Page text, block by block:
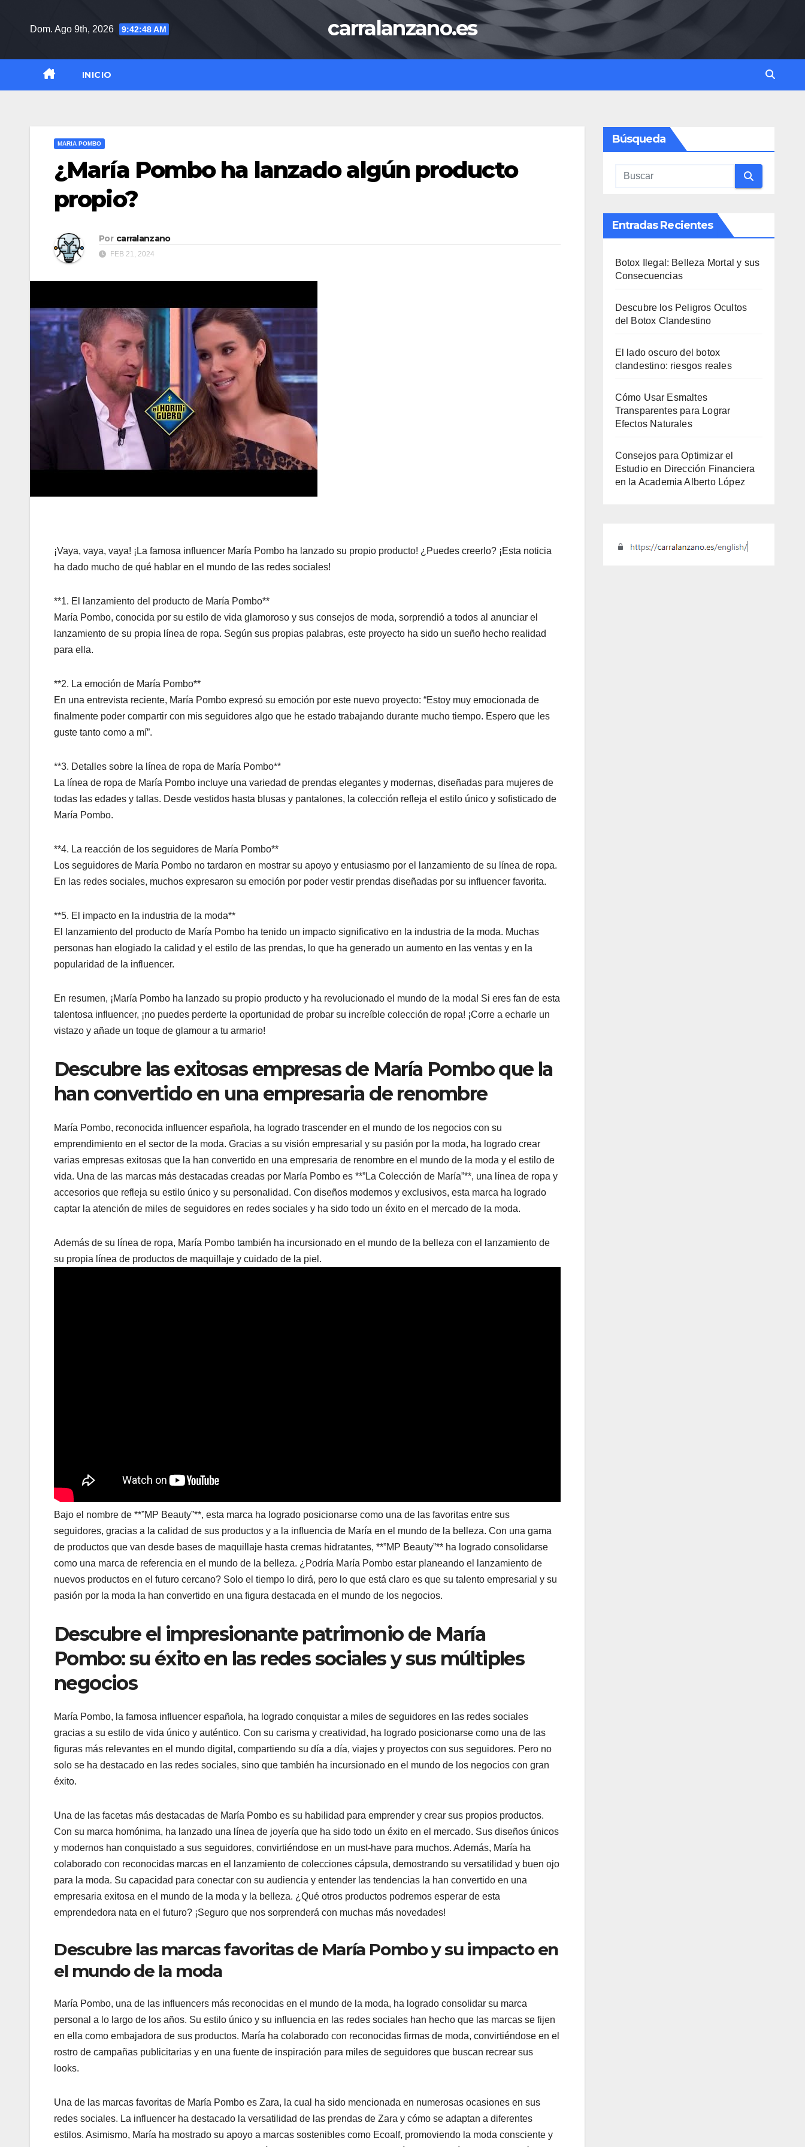
Dom. Ago 9th, 2026 9:42:49 AM carralanzano.es
INICIO
MARIA POMBO
¿María Pombo ha lanzado algún producto
propio?
Por carralanzano
FEB 21, 2024
¡Vaya, vaya, vaya! ¡La famosa influencer María Pombo ha lanzado su propio producto! ¿Puedes creerlo? ¡Esta noticia
ha dado mucho de qué hablar en el mundo de las redes sociales!
**1. El lanzamiento del producto de María Pombo**
María Pombo, conocida por su estilo de vida glamoroso y sus consejos de moda, sorprendió a todos al anunciar el
lanzamiento de su propia línea de ropa. Según sus propias palabras, este proyecto ha sido un sueño hecho realidad
para ella.
**2. La emoción de María Pombo**
En una entrevista reciente, María Pombo expresó su emoción por este nuevo proyecto: “Estoy muy emocionada de
finalmente poder compartir con mis seguidores algo que he estado trabajando durante mucho tiempo. Espero que les
guste tanto como a mí”.
**3. Detalles sobre la línea de ropa de María Pombo**
La línea de ropa de María Pombo incluye una variedad de prendas elegantes y modernas, diseñadas para mujeres de
todas las edades y tallas. Desde vestidos hasta blusas y pantalones, la colección refleja el estilo único y sofisticado de
María Pombo.
**4. La reacción de los seguidores de María Pombo**
Los seguidores de María Pombo no tardaron en mostrar su apoyo y entusiasmo por el lanzamiento de su línea de ropa.
En las redes sociales, muchos expresaron su emoción por poder vestir prendas diseñadas por su influencer favorita.
**5. El impacto en la industria de la moda**
El lanzamiento del producto de María Pombo ha tenido un impacto significativo en la industria de la moda. Muchas
personas han elogiado la calidad y el estilo de las prendas, lo que ha generado un aumento en las ventas y en la
popularidad de la influencer.
En resumen, ¡María Pombo ha lanzado su propio producto y ha revolucionado el mundo de la moda! Si eres fan de esta
talentosa influencer, ¡no puedes perderte la oportunidad de probar su increíble colección de ropa! ¡Corre a echarle un
vistazo y añade un toque de glamour a tu armario!
Descubre las exitosas empresas de María Pombo que la
han convertido en una empresaria de renombre
María Pombo, reconocida influencer española, ha logrado trascender en el mundo de los negocios con su
emprendimiento en el sector de la moda. Gracias a su visión empresarial y su pasión por la moda, ha logrado crear
varias empresas exitosas que la han convertido en una empresaria de renombre en el mundo de la moda y el estilo de
vida. Una de las marcas más destacadas creadas por María Pombo es **”La Colección de María”**, una línea de ropa y
accesorios que refleja su estilo único y su personalidad. Con diseños modernos y exclusivos, esta marca ha logrado
captar la atención de miles de seguidores en redes sociales y ha sido todo un éxito en el mercado de la moda.
Además de su línea de ropa, María Pombo también ha incursionado en el mundo de la belleza con el lanzamiento de
su propia línea de productos de maquillaje y cuidado de la piel.
Bajo el nombre de **”MP Beauty”**, esta marca ha logrado posicionarse como una de las favoritas entre sus
seguidores, gracias a la calidad de sus productos y a la influencia de María en el mundo de la belleza. Con una gama
de productos que van desde bases de maquillaje hasta cremas hidratantes, **”MP Beauty”** ha logrado consolidarse
como una marca de referencia en el mundo de la belleza. ¿Podría María Pombo estar planeando el lanzamiento de
nuevos productos en el futuro cercano? Solo el tiempo lo dirá, pero lo que está claro es que su talento empresarial y su
pasión por la moda la han convertido en una figura destacada en el mundo de los negocios.
Descubre el impresionante patrimonio de María
Pombo: su éxito en las redes sociales y sus múltiples
negocios
María Pombo, la famosa influencer española, ha logrado conquistar a miles de seguidores en las redes sociales
gracias a su estilo de vida único y auténtico. Con su carisma y creatividad, ha logrado posicionarse como una de las
figuras más relevantes en el mundo digital, compartiendo su día a día, viajes y proyectos con sus seguidores. Pero no
solo se ha destacado en las redes sociales, sino que también ha incursionado en el mundo de los negocios con gran
éxito.
Una de las facetas más destacadas de María Pombo es su habilidad para emprender y crear sus propios productos.
Con su marca homónima, ha lanzado una línea de joyería que ha sido todo un éxito en el mercado. Sus diseños únicos
y modernos han conquistado a sus seguidores, convirtiéndose en un must-have para muchos. Además, María ha
colaborado con reconocidas marcas en el lanzamiento de colecciones cápsula, demostrando su versatilidad y buen ojo
para la moda. Su capacidad para conectar con su audiencia y entender las tendencias la han convertido en una
empresaria exitosa en el mundo de la moda y la belleza. ¿Qué otros productos podremos esperar de esta
emprendedora nata en el futuro? ¡Seguro que nos sorprenderá con muchas más novedades!
Descubre las marcas favoritas de María Pombo y su impacto en
el mundo de la moda
María Pombo, una de las influencers más reconocidas en el mundo de la moda, ha logrado consolidar su marca
personal a lo largo de los años. Su estilo único y su influencia en las redes sociales han hecho que las marcas se fijen
en ella como embajadora de sus productos. María ha colaborado con reconocidas firmas de moda, convirtiéndose en el
rostro de campañas publicitarias y en una fuente de inspiración para miles de seguidores que buscan recrear sus
looks.
Una de las marcas favoritas de María Pombo es Zara, la cual ha sido mencionada en numerosas ocasiones en sus
redes sociales. La influencer ha destacado la versatilidad de las prendas de Zara y cómo se adaptan a diferentes
estilos. Asimismo, María ha mostrado su apoyo a marcas sostenibles como Ecoalf, promoviendo la moda consciente y
Búsqueda
Entradas Recientes
Botox Ilegal: Belleza Mortal y sus
Consecuencias
Descubre los Peligros Ocultos
del Botox Clandestino
El lado oscuro del botox
clandestino: riesgos reales
Cómo Usar Esmaltes
Transparentes para Lograr
Efectos Naturales
Consejos para Optimizar el
Estudio en Dirección Financiera
en la Academia Alberto López